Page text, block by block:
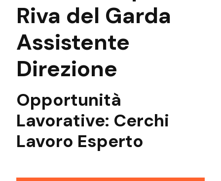
Riva del Garda
Assistente
Direzione
Opportunità
Lavorative: Cerchi
Lavoro Esperto